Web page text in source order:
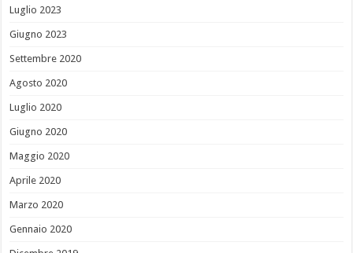
Luglio 2023
Giugno 2023
Settembre 2020
Agosto 2020
Luglio 2020
Giugno 2020
Maggio 2020
Aprile 2020
Marzo 2020
Gennaio 2020